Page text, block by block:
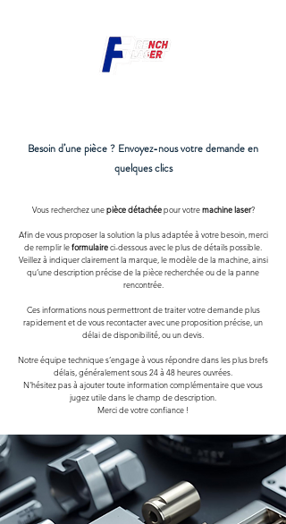
Besoin d’une pièce ? Envoyez-nous votre demande en
quelques clics
Vous recherchez unepièce détachéepour votremachine laser?
Afin de vous proposer la solution la plus adaptée à votre besoin, merci
de remplir leformulaireci-dessous avec le plus de détails possible.
Veillez à indiquer clairement la marque, le modèle de la machine, ainsi
qu’une description précise de la pièce recherchée ou de la panne
rencontrée.
Ces informations nous permettront de traiter votre demande plus
rapidement et de vous recontacter avec une proposition précise, un
délai de disponibilité, ou un devis.
Notre équipe technique s’engage à vous répondre dans les plus brefs
délais, généralement sous 24 à 48 heures ouvrées.
N'hésitez pas à ajouter toute information complémentaire que vous
jugez utile dans le champ de description.
Merci de votre confiance !